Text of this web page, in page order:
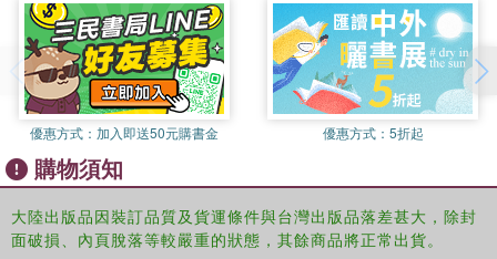
2.2MATLAB窗口
2.3MATLAB程序編寫
2.4MATLAB基礎
2.5MATLAB輸入/輸出
2.6MATLAB程序控制流
2.7MATLAB的函數文件
2.8匿名函數
2.9MATLAB圖像
2.10矩陣操作
2.11向量函數操作
優惠方式： 加入即送50元購書金 優惠方式： 5折起
購物須知
大陸出版品因裝訂品質及貨運條件與台灣出版品落差甚大，除封
面破損、內頁脫落等較嚴重的狀態，其餘商品將正常出貨。